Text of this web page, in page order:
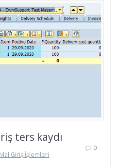
ters kaydı
Giriş İşlemleri
0